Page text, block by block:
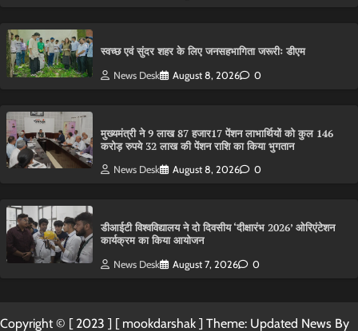
स्वच्छ एवं सुंदर शहर के लिए जनसहभागिता जरूरीः डीएम
News Desk August 8, 2026 0
मुख्यमंत्री ने 9 लाख 87 हजार17 पेंशन लाभार्थियों को कुल 146
करोड़ रुपये 32 लाख की पेंशन राशि का किया भुगतान
News Desk August 8, 2026 0
डीआईटी विश्वविद्यालय ने दो दिवसीय ‘दीक्षारंभ 2026’ ओरिएंटेशन
कार्यक्रम का किया आयोजन
News Desk August 7, 2026 0
Copyright © [ 2023 ] [ mookdarshak ] Theme: Updated News By